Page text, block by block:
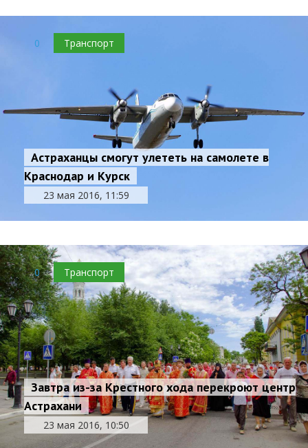
0 Транспорт
Астраханцы смогут улететь на самолете в
Краснодар и Курск
23 мая 2016, 11:59
0 Транспорт
Завтра из-за Крестного хода перекроют центр
Астрахани
23 мая 2016, 10:50